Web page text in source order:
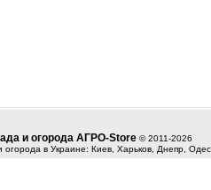
и огорода АГРО-Store © 2011-2026
в Украине: Киев, Харьков, Днепр,